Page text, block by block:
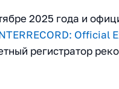
2025 года и
Official
регистратор